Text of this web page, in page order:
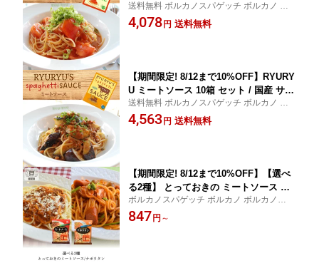
モン サーモンクリーム クリームソース
ミート ミートソース トマト リュリュ ry
送料無料 ボルカノスパゲッチ ボルカノ ボ
ルカノパスタ
4,078 円 送料無料
【期間限定! 8/12まで10%OFF】RYURY
U ミートソース 10箱 セット / 国産 サー
モン サーモンクリーム クリームソース
ミート トマト トマトソース リュリュ ry
送料無料 ボルカノスパゲッチ ボルカノ ボ
ルカノパスタ
4,563 円 送料無料
【期間限定! 8/12まで10%OFF】【選べ
る2種】 とっておきの ミートソース ナ
ポリタン 3人前 / 国産 ナポリタンソース
ミート レトルト レトルト食品 まとめ買
ボルカノスパゲッチ ボルカノ ボルカノパス
タ
847 円 ～